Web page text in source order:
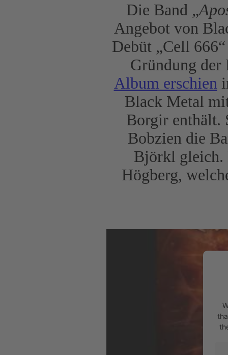
Die Band „
Angebot von
Debüt „Cell
Gründung
Album erschien
Black Metal
Borgir enthält.
Bobzien die
Björkl gleich.
Högberg,